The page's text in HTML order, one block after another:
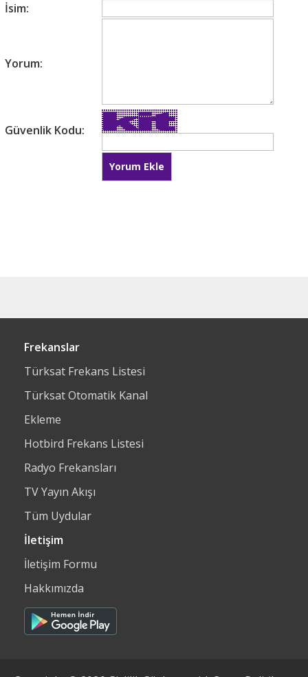
İsim:
Yorum:
Güvenlik Kodu:
Frekanslar
Türksat Frekans Listesi
Türksat Otomatik Kanal
Ekleme
Hotbird Frekans Listesi
Radyo Frekansları
TV Yayın Akışı
Tüm Uydular
İletişim
İletişim Formu
Hakkımızda